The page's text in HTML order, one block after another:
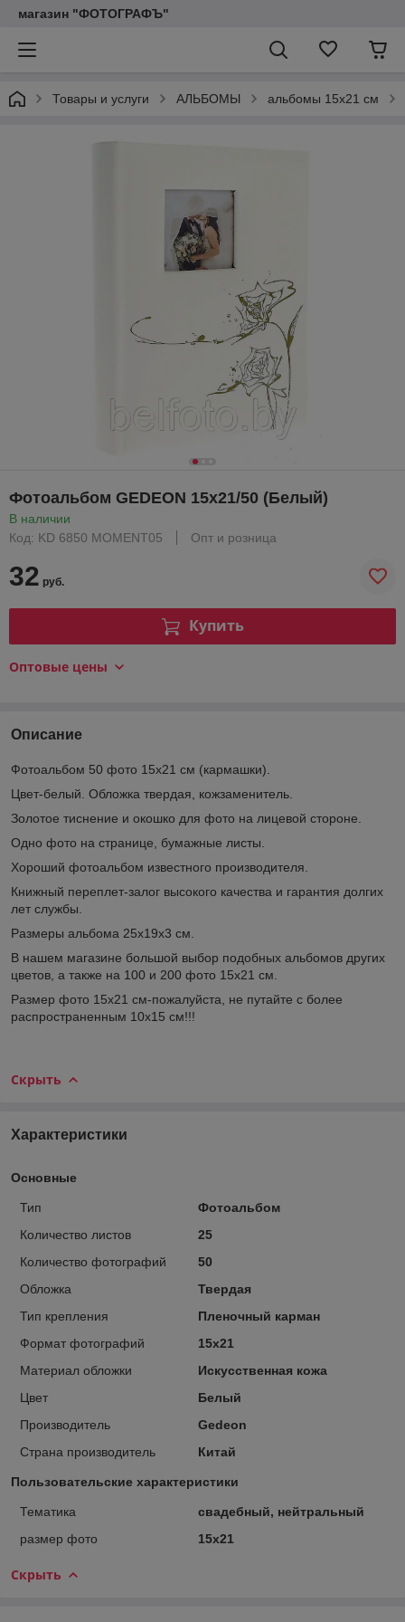
магазин "ФОТОГРАФЪ"
Товары и услуги АЛЬБОМЫ альбомы 15х21 см
Фотоальбом GEDEON 15x21/50 (Белый)
В наличии
Код: KD 6850 MOMENT05
Опт и розница
32 руб.
Купить
Оптовые цены
Описание
Фотоальбом 50 фото 15х21 см (кармашки).
Цвет-белый. Обложка твердая, кожзаменитель.
Золотое тиснение и окошко для фото на лицевой стороне.
Одно фото на странице, бумажные листы.
Хороший фотоальбом известного производителя.
Книжный переплет-залог высокого качества и гарантия долгих
лет службы.
Размеры альбома 25х19х3 см.
В нашем магазине большой выбор подобных альбомов других
цветов, а также на 100 и 200 фото 15х21 см.
Размер фото 15х21 см-пожалуйста, не путайте с более
распространенным 10х15 см!!!
Скрыть
Характеристики
Основные
Тип
Фотоальбом
Количество листов
25
Количество фотографий
50
Обложка
Твердая
Тип крепления
Пленочный карман
Формат фотографий
15х21
Материал обложки
Искусственная кожа
Цвет
Белый
Производитель
Gedeon
Страна производитель
Китай
Пользовательские характеристики
Тематика
свадебный, нейтральный
размер фото
15х21
Скрыть